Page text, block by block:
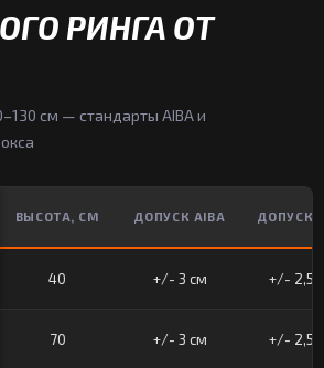
РИНГА ОТ
см — стандарты AIBA и
ВЫСОТА, СМ ДОПУСК AIBA ДОПУСК
40 +/- 3 см +/- 2,5
70 +/- 3 см +/- 2,5